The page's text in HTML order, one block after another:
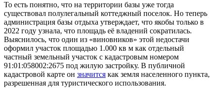
То есть понятно, что на территории базы уже тогда
существовал полулегальный коттеджный поселок. Но теперь
администрация базы отдыха утверждает, что якобы только в
2022 году узнала, что площадь её владений сократилась.
Выяснилось, что один из «виновников» этой недостачи
оформил участок площадью 1.000 кв м как отдельный
частный земельный участок с кадастровым номером
91:01:058002:2675 под жилую застройку. В публичной
кадастровой карте он значится как земля населенного пункта,
разрешенная для туристического использования.